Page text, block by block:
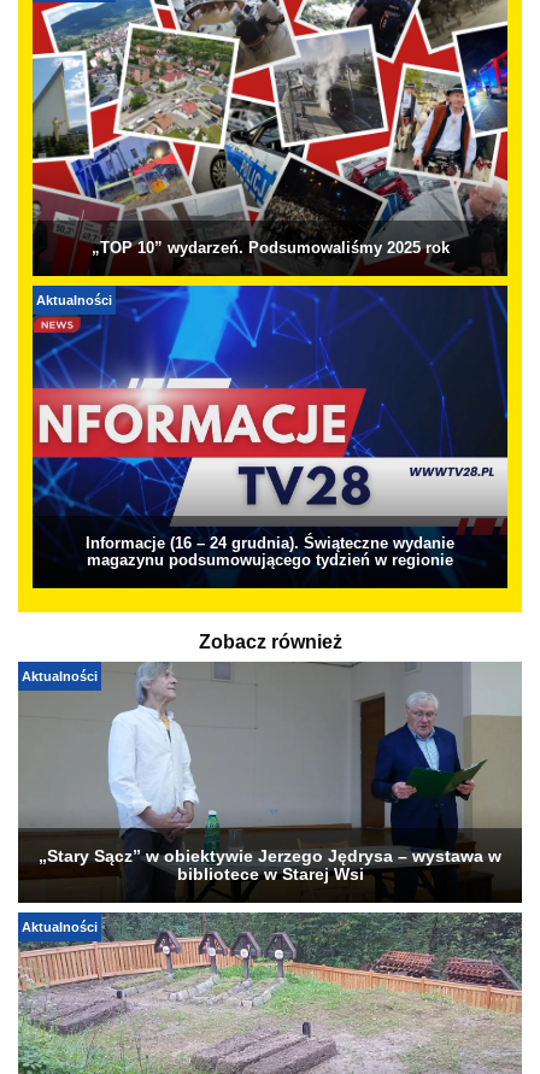
„TOP 10” wydarzeń. Podsumowaliśmy 2025 rok
Aktualności
Informacje (16 – 24 grudnia). Świąteczne wydanie
magazynu podsumowującego tydzień w regionie
Zobacz również
Aktualności
„Stary Sącz” w obiektywie Jerzego Jędrysa – wystawa w
bibliotece w Starej Wsi
Aktualności